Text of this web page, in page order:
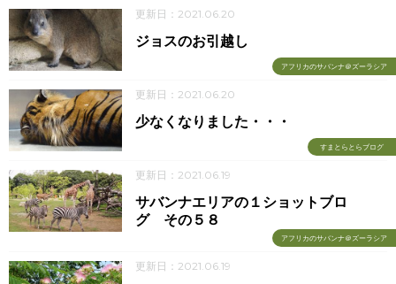
更新日：2021.06.20
アフリカのサバンナ＠ズーラシア
ジョスのお引越し
更新日：2021.06.20
すまとらとらブログ
少なくなりました・・・
更新日：2021.06.19
アフリカのサバンナ＠ズーラシア
サバンナエリアの１ショットブロ
グ その５８
更新日：2021.06.19